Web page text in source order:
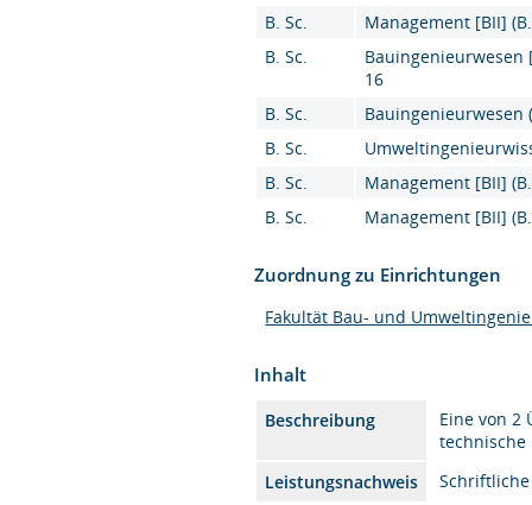
B. Sc.
Management [BII]
B. Sc.
Bauingenieurwesen
16
B. Sc.
Bauingenieurwesen
B. Sc.
B. Sc.
Management [BII]
B. Sc.
Management [BII]
Zuordnung zu Einrichtungen
Fakultät Bau- und
Inhalt
Beschreibung
Eine von 2
Leistungsnachweis